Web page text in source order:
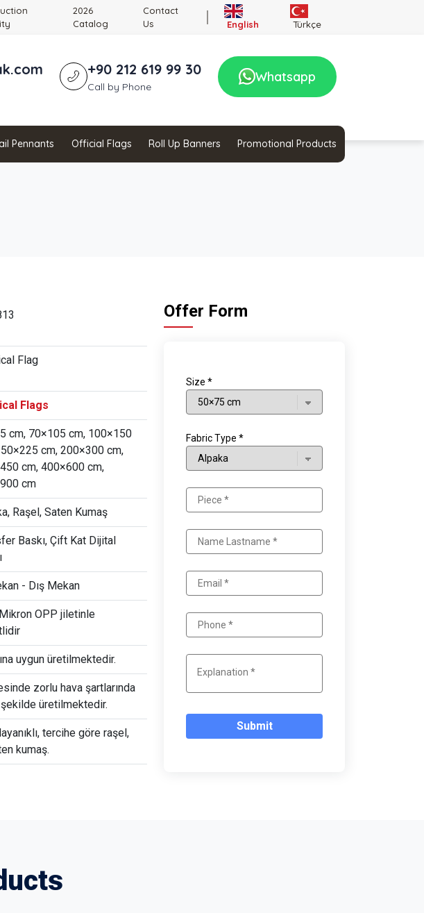
2026
Catalog
Contact
Us
English Türkçe
+90 212 619 99 30
Call by Phone
Whatsapp
Pennants Official Flags Roll Up Banners Promotional Products
Flag
Flags
cm, 70×105 cm, 100×150
cm, 200×300 cm,
cm, 400×600 cm,
cm
Raşel, Saten Kumaş
Baskı, Çift Kat Dijital
- Dış Mekan
OPP jiletinle
uygun üretilmektedir.
zorlu hava şartlarında
üretilmektedir.
tercihe göre raşel,
kumaş.
Offer Form
Size *
Fabric Type *
Submit